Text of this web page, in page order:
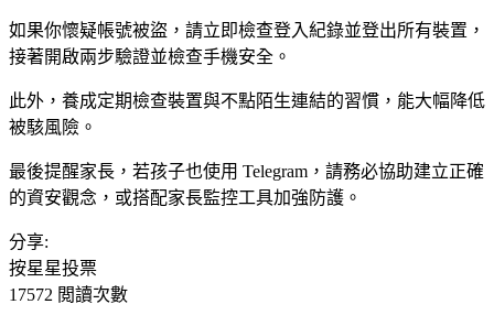
如果你懷疑帳號被盜，請立即檢查登入紀錄並登出所有裝置，
接著開啟兩步驗證並檢查手機安全。
此外，養成定期檢查裝置與不點陌生連結的習慣，能大幅降低
被駭風險。
最後提醒家長，若孩子也使用 Telegram，請務必協助建立正確
的資安觀念，或搭配家長監控工具加強防護。
分享:
按星星投票
17572 閲讀次數